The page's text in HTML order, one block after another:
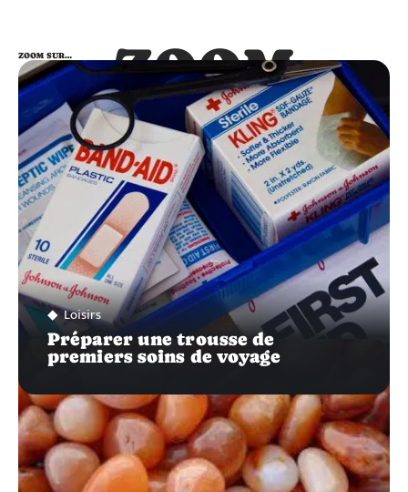
ZOOM
SUR…
ZOOM SUR…
Loisirs
Préparer une trousse de
premiers soins de voyage